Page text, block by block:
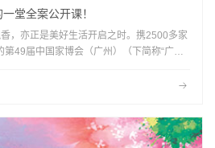
堂全案公开课！
，亦正是美好生活开启之时。携2500多家
49届中国家博会（广州）（下简称“广州